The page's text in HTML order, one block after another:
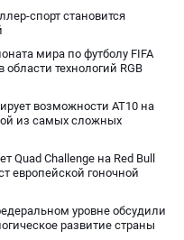
спорт становится
мира по футболу FIFA
технологий RGB
возможности AT10 на
из самых сложных
Quad Challenge на Red Bull
европейской гоночной
уровне обсудили
развитие страны